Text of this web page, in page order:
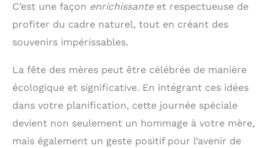
C’est une façon enrichissanteet respectueuse de
profiter du cadre naturel, tout en créant des
souvenirs impérissables.
La fête des mères peut être célébrée de manière
écologique et significative. En intégrant ces idées
dans votre planification, cette journée spéciale
devient non seulement un hommage à votre mère,
mais également un geste positif pour l’avenir de